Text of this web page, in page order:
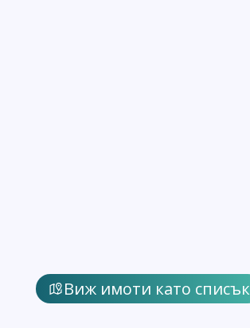
Виж имоти като списък